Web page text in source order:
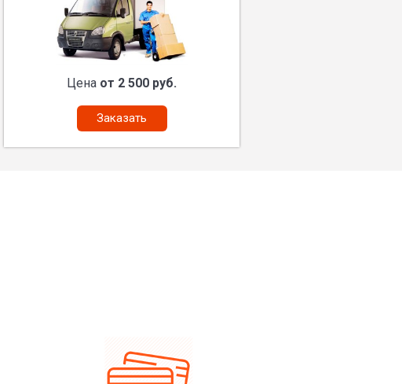
Цена от 2 500 руб.
Заказать